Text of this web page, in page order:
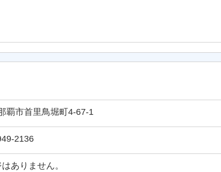
覇市首里鳥堀町4-67-1
2136
ありません。